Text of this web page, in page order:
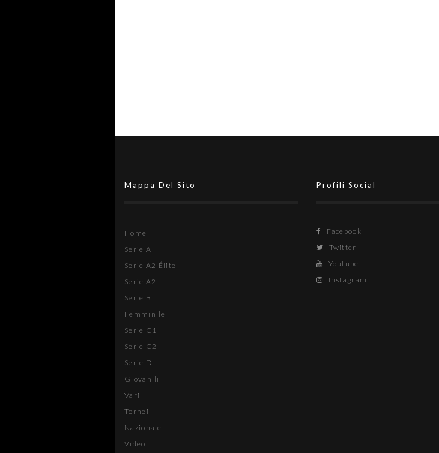
Mappa Del Sito
Home
Serie A
Serie A2 Élite
Serie A2
Serie B
Femminile
Serie C1
Serie C2
Serie D
Giovanili
Vari
Tornei
Nazionale
Video
Profili Social
Facebook
Twitter
Youtube
Instagram